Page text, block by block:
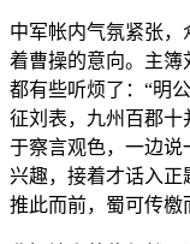
中军帐内气氛紧张
着曹操的意向。主簿
都有些听烦了：“明
征刘表，九州百郡十
于察言观色，一边说
兴趣，接着才话入正
推此而前，蜀可传